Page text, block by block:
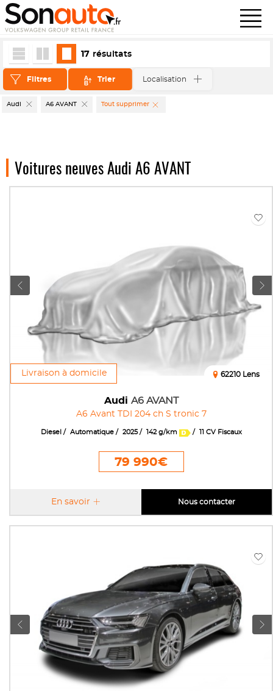
Audi A6 AVANT Tout supprimer
Filtres Trier Localisation
17 résultats
Voitures neuves Audi A6 AVANT
Livraison à domicile
Audi A6 AVANT
A6 Avant TDI 204 ch S tronic 7
62210 Lens
Diesel Automatique 2025 142 g/km 11 CV Fiscaux
79 990€
En savoir Nous contacter